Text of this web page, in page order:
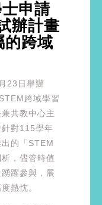
申請
辦計畫
的跨域
23日舉辦
跨域學習
共教中心主
對115學年
的「STEM
，儘管時值
躍參與，展
熱忱。